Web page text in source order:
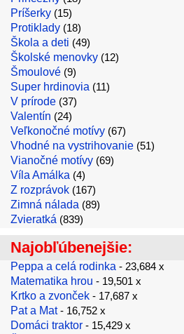
Príšerky (15)
Protiklady (18)
Škola a deti (49)
Školské menovky (12)
Šmoulové (9)
Super hrdinovia (11)
V prírode (37)
Valentín (24)
Veľkonočné motívy (67)
Vhodné na vystrihovanie (51)
Vianočné motívy (69)
Víla Amálka (4)
Z rozprávok (167)
Zimná nálada (89)
Zvieratká (839)
Najobľúbenejšie:
Peppa a celá rodinka - 23,684 x
Matematika hrou - 19,501 x
Krtko a zvonček - 17,687 x
Pat a Mat- 16,752 x
Domáci traktor - 15,429 x